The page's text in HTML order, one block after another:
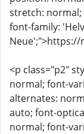
stretch: normal;
font-family:
<p class="p2"
normal; font-
alternates:
auto; font-
normal; font-